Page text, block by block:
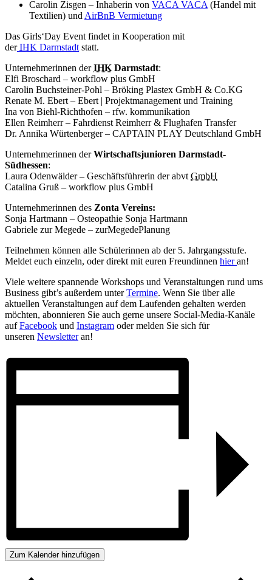
Carolin Zisgen – Inhaberin von VACA VACA (Handel mit
Textilien) und AirBnB Vermietung
Das Girls‘Day Event findet in Kooperation mit
der IHK Darmstadt statt.
Unternehmerinnen derIHK Darmstadt:
Elfi Broschard – workflow plus GmbH
Carolin Buchsteiner-Pohl – Bröking Plastex GmbH & Co.KG
Renate M. Ebert – Ebert | Projektmanagement und Training
Ina von Biehl-Richthofen – rfw. kommunikation
Ellen Reimherr – Fahrdienst Reimherr & Flughafen Transfer
Dr. Annika Würtenberger – CAPTAIN PLAY Deutschland GmbH
Unternehmerinnen derWirtschaftsjunioren Darmstadt-
Südhessen:
Laura Odenwälder – Geschäftsführerin der abvt GmbH
Catalina Gruß – workflow plus GmbH
Unternehmerinnen des Zonta Vereins:
Sonja Hartmann – Osteopathie Sonja Hartmann
Gabriele zur Megede – zurMegedePlanung
Teilnehmen können alle Schülerinnen ab der 5. Jahrgangsstufe.
Meldet euch einzeln, oder direkt mit euren Freundinnen hieran!
Viele weitere spannende Workshops und Veranstaltungen rund ums
Business gibt’s außerdem unterTermine. Wenn Sie über alle
aktuellen Veranstaltungen auf dem Laufenden gehalten werden
möchten, abonnieren Sie auch gerne unsere Social-Media-Kanäle
aufFacebook und Instagram oder melden Sie sich für
unseren Newsletteran!
Zum Kalender hinzufügen